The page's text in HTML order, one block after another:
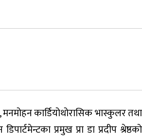
मनमोहन कार्डियोथोरासिक भास्कुलर तथा
प्रमुख प्रा डा प्रदीप श्रेष्ठको